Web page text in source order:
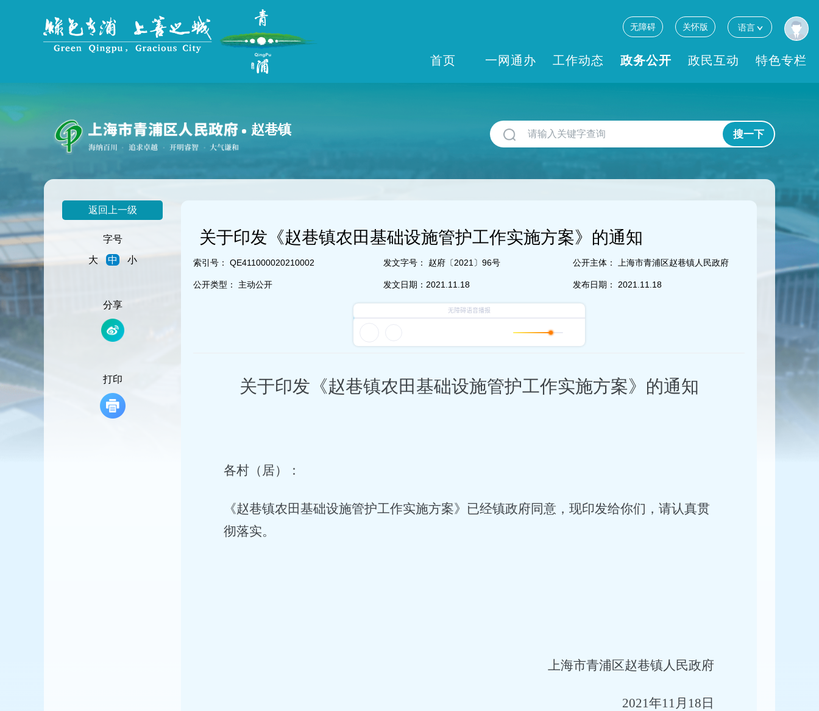
到
主
要
内
无障碍 关怀版 语言
首页 一网通办 工作动态 政务公开 政民互动 特色专栏
赵巷镇 搜一下
返回上一级
字号
大
中 小
分享
打印
关于印发《赵巷镇农田基础设施管护工作实施方案》的通知
索引号： QE411000020210002
公开类型： 主动公开
发文字号： 赵府〔2021〕96号
发文日期： 2021.11.18
公开主体： 上海市青浦区赵巷镇人民政府
发布日期： 2021.11.18
关于印发《赵巷镇农田基础设施管护工作实施方案》的通知
各村（居）：
《赵巷镇农田基础设施管护工作实施方案》已经镇政府同意，现印发给你们，请认真贯
彻落实。
上海市青浦区赵巷镇人民政府
2021年11月 18 日